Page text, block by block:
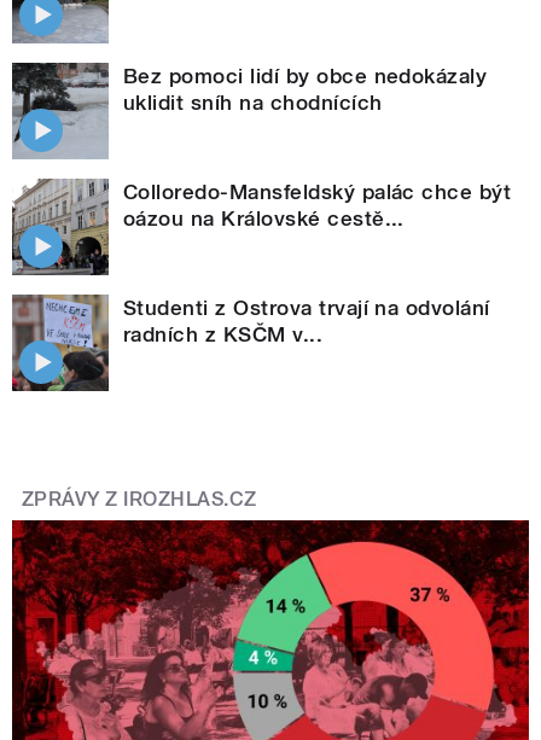
Bez pomoci lidí by obce nedokázaly
uklidit sníh na chodnících
Colloredo-Mansfeldský palác chce být
oázou na Královské cestě...
Studenti z Ostrova trvají na odvolání
radních z KSČM v...
ZPRÁVY Z IROZHLAS.CZ